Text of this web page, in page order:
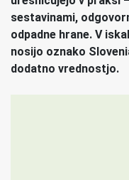
sestavinami,
odpadne hrane. V
nosijo oznako
dodatno vrednostjo.